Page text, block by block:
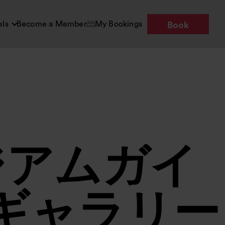
Become a Member My Bookings Book
ムガイ
ャラリー